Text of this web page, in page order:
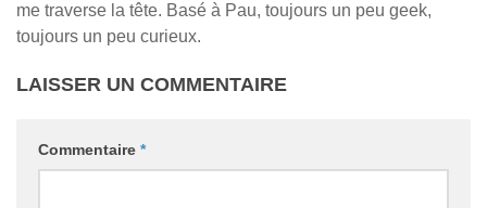
me traverse la tête. Basé à Pau, toujours un peu geek,
toujours un peu curieux.
LAISSER UN COMMENTAIRE
Commentaire *